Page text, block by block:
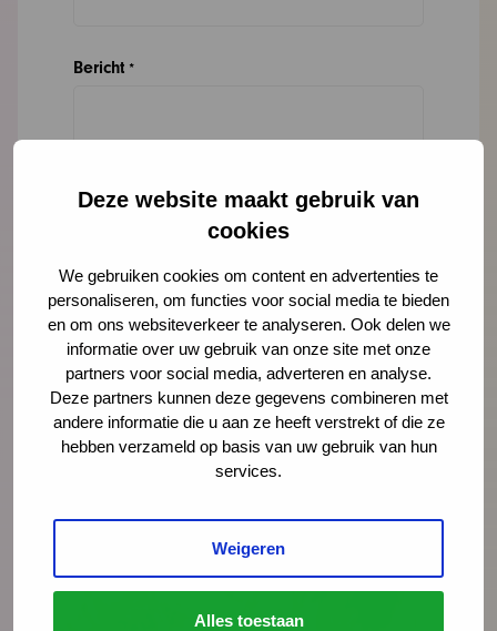
Deze website maakt gebruik van
cookies
We gebruiken cookies om content en advertenties te
personaliseren, om functies voor social media te bieden
en om ons websiteverkeer te analyseren. Ook delen we
informatie over uw gebruik van onze site met onze
partners voor social media, adverteren en analyse.
Deze partners kunnen deze gegevens combineren met
andere informatie die u aan ze heeft verstrekt of die ze
hebben verzameld op basis van uw gebruik van hun
services.
Weigeren
Alles toestaan
Bericht *
Meer nieuws